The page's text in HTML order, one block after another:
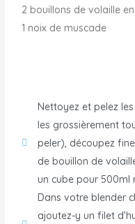
2 bouillons de volaille
1 noix de muscade
Nettoyez et pelez
les grossièrement
peler), découpez
de bouillon de
un cube pour 500ml
Dans votre blender
ajoutez-y un filet